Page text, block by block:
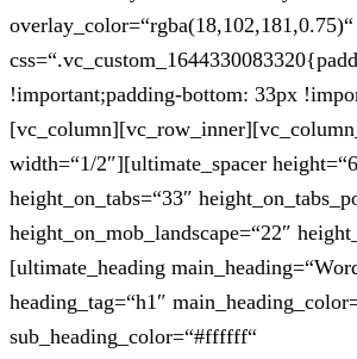
overlay_color=“rgba(18,102,181,0.75)“
!important;padding-bottom: 33px
width=“1/2″][ultimate_spacer
height_on_tabs=“33″
height_on_mob_landscape=“22″
[ultimate_heading
heading_tag=“h1″
sub_heading_color=“#ffffff“